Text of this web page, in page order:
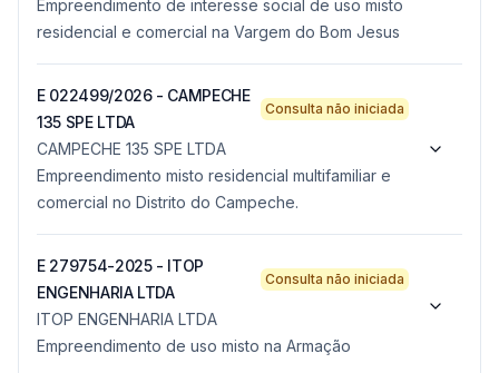
Empreendimento de interesse social de uso misto
residencial e comercial na Vargem do Bom Jesus
E 022499/2026 - CAMPECHE
135 SPE LTDA
Consulta não iniciada
CAMPECHE 135 SPE LTDA
Empreendimento misto residencial multifamiliar e
comercial no Distrito do Campeche.
E 279754-2025 - ITOP
ENGENHARIA LTDA
Consulta não iniciada
ITOP ENGENHARIA LTDA
Empreendimento de uso misto na Armação